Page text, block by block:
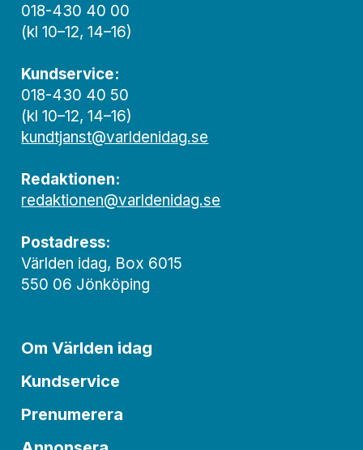
018-430 40 00
(kl 10–12, 14–16)
Kundservice:
018-430 40 50
(kl 10–12, 14–16)
kundtjanst@varldenidag.se
Redaktionen:
redaktionen@varldenidag.se
Postadress:
Världen idag, Box 6015
550 06 Jönköping
Om Världen idag
Kundservice
Prenumerera